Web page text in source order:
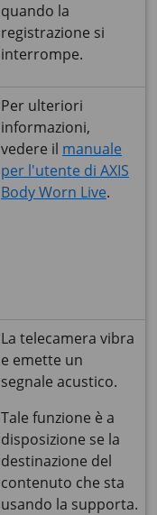
quando la
registrazione si
interrompe.
Per ulteriori
informazioni,
vedere il manuale
per l'utente di AXIS
Body Worn Live.
La telecamera vibra
e emette un
segnale acustico.
Tale funzione è a
disposizione se la
destinazione del
contenuto che sta
usando la supporta.